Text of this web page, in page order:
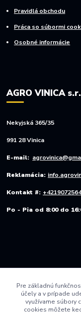
Pravidlá obchodu
Práca so súbormi
Osobné informácie
AGRO VINICA
Nekyjská 365/35
991 28 Vinica
E-mail:
Reklamácia:
Kontakt #:
Po - Pia od 8:00 do
Pre základnú
účely a v prípade
využívame súbory
cookies môžete